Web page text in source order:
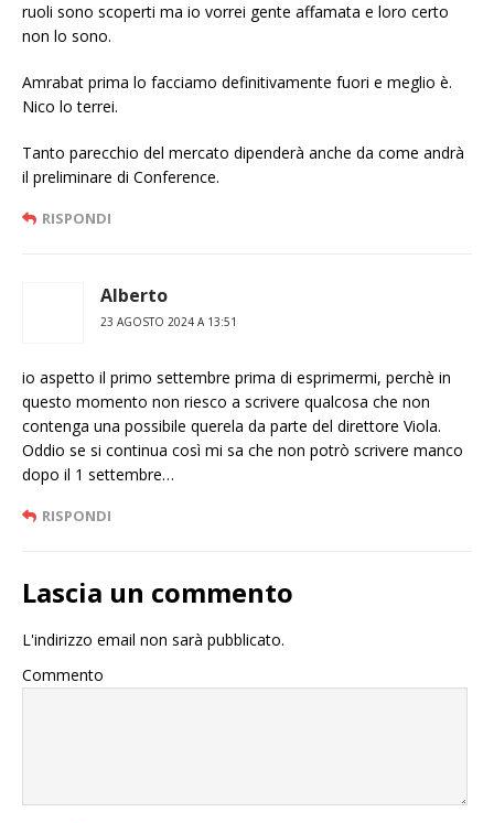
ruoli sono scoperti ma io vorrei gente affamata e loro certo
non lo sono.
Amrabat prima lo facciamo definitivamente fuori e meglio è.
Nico lo terrei.
Tanto parecchio del mercato dipenderà anche da come andrà
il preliminare di Conference.
RISPONDI
Alberto
23 AGOSTO 2024 A 13:51
io aspetto il primo settembre prima di esprimermi, perchè in
questo momento non riesco a scrivere qualcosa che non
contenga una possibile querela da parte del direttore Viola.
Oddio se si continua così mi sa che non potrò scrivere manco
dopo il 1 settembre…
RISPONDI
Lascia un commento
L'indirizzo email non sarà pubblicato.
Commento